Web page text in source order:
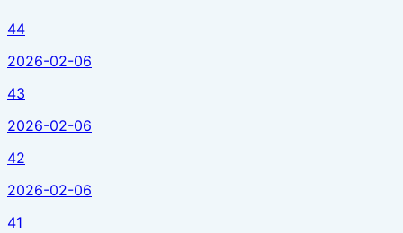
44
2026-02-06
43
2026-02-06
42
2026-02-06
41